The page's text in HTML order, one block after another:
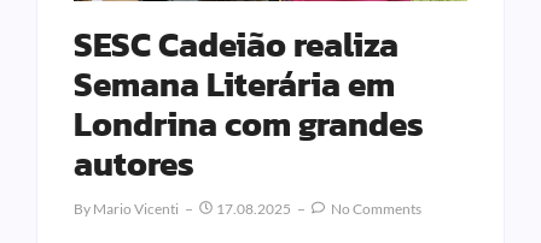
SESC Cadeião realiza
Semana Literária em
Londrina com grandes
autores
By Mario Vicenti 17.08.2025 No Comments